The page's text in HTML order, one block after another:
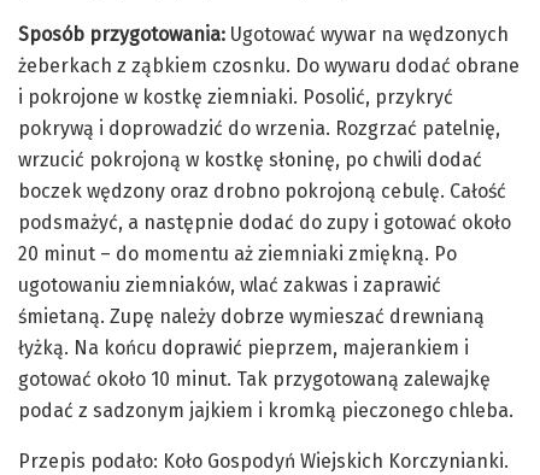
Sposób przygotowania: Ugotować wywar na wędzonych
żeberkach z ząbkiem czosnku. Do wywaru dodać obrane
i pokrojone w kostkę ziemniaki. Posolić, przykryć
pokrywą i doprowadzić do wrzenia. Rozgrzać patelnię,
wrzucić pokrojoną w kostkę słoninę, po chwili dodać
boczek wędzony oraz drobno pokrojoną cebulę. Całość
podsmażyć, a następnie dodać do zupy i gotować około
20 minut – do momentu aż ziemniaki zmiękną. Po
ugotowaniu ziemniaków, wlać zakwas i zaprawić
śmietaną. Zupę należy dobrze wymieszać drewnianą
łyżką. Na końcu doprawić pieprzem, majerankiem i
gotować około 10 minut. Tak przygotowaną zalewajkę
podać z sadzonym jajkiem i kromką pieczonego chleba.
Przepis podało: Koło Gospodyń Wiejskich Korczynianki.